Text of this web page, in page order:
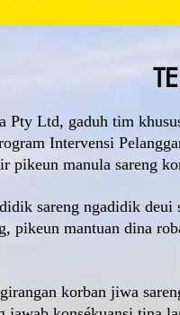
Pty Ltd, gaduh tim
Intervensi
pikeun manula sareng
sareng ngadidik
pikeun mantuan dina
korban jiwa